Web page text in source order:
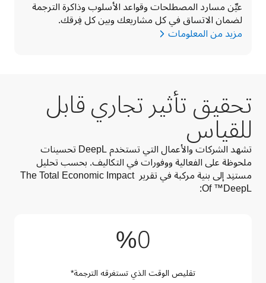
لضمان الاتساق في كل مشاريعك وبين كل فِرقك.
مزيد من المعلومات
تحقيق تأثير تجاري قابل
للقياس
مستنِد إلى بنية مركبة في تقرير The Total Economic Impact
Of ™DeepL:
%0
%90
تقليص الوقت الذي تستغرقه الترجمة*